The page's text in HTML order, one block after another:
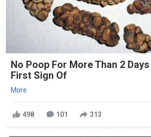
No Poop For More Than 2
First Sign Of
More
498 101 313